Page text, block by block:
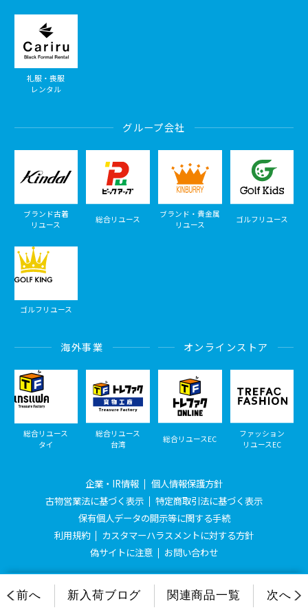
礼服・喪服
レンタル
グループ会社
ブランド古着
リユース
総合リユース
ブランド・貴金属
リユース
ゴルフリユース
ゴルフリユース
海外事業
総合リユース
タイ
総合リユース
台湾
オンラインストア
総合リユースEC
ファッション
リユースEC
企業・IR情報
個人情報保護方針
古物営業法に基づく表示
特定商取引法に基づく表示
保有個人データの開示等に関する手続
利用規約
カスタマーハラスメントに対する方針
偽サイトに注意
お問い合わせ
© Treasure Factory, All Rights Reserved.
前へ 新入荷ブログ 関連商品一覧 次へ